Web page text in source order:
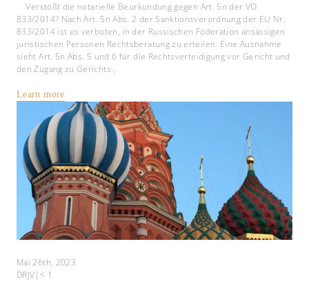
Verstößt die notarielle Beurkundung gegen Art. 5n der VO
833/2014? Nach Art. 5n Abs. 2 der Sanktionsverordnung der EU Nr.
833/2014 ist es verboten, in der Russischen Föderation ansässigen
juristischen Personen Rechtsberatung zu erteilen. Eine Ausnahme
sieht Art. 5n Abs. 5 und 6 für die Rechtsverteidigung vor Gericht und
den Zugang zu Gerichts-,
Learn more
Mai 26th, 2023
DRJV| < 1